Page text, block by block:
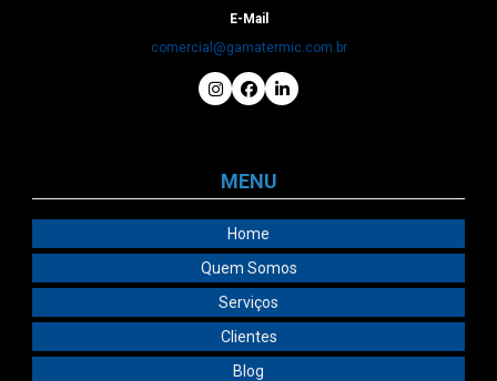
E-Mail
comercial@gamatermic.com.br
MENU
Home
Quem Somos
Serviços
Clientes
Blog